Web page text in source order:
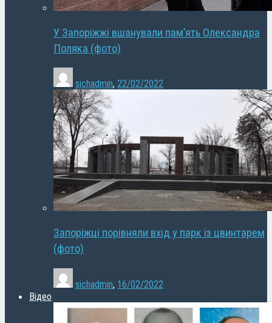
У Запоріжжі вшанували пам’ять Олександра
Поляка (фото)
sichadmin, 22/02/2022
Запоріжці порівняли вхід у парк із цвинтарем
(фото)
sichadmin, 16/02/2022
Відео